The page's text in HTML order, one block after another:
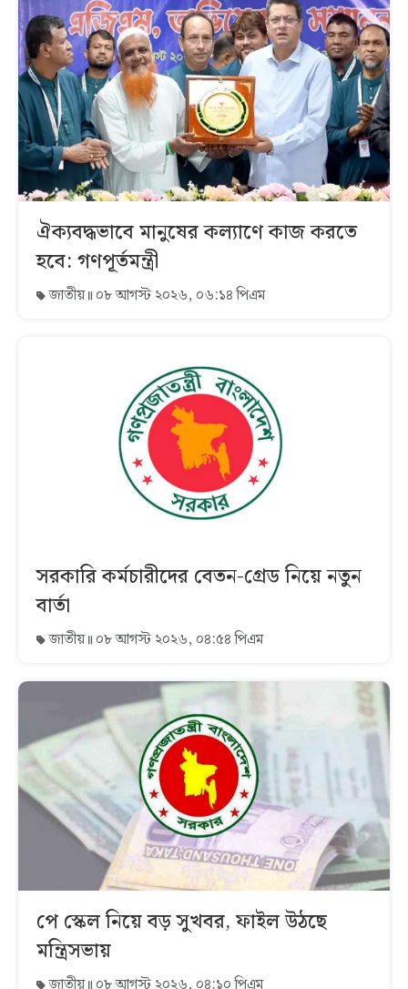
ঐক্যবদ্ধভাবে মানুষের কল্যাণে কাজ করতে
হবে: গণপূর্তমন্ত্রী
জাতীয় ০৮ আগস্ট ২০২৬, ০৬:১৪ পিএম
সরকারি কর্মচারীদের বেতন-গ্রেড নিয়ে নতুন
বার্তা
জাতীয় ০৮ আগস্ট ২০২৬, ০৪:৫৪ পিএম
পে স্কেল নিয়ে বড় সুখবর, ফাইল উঠছে
মন্ত্রিসভায়